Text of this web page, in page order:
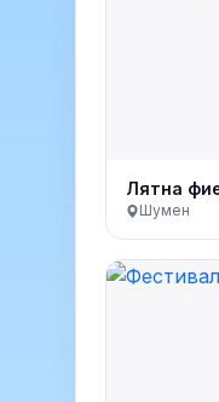
Лятна
Шумен